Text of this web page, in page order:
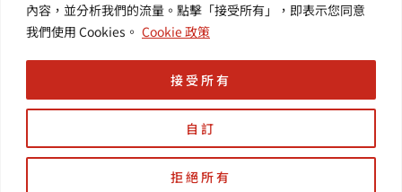
內容，並分析我們的流量。點擊「接受所有」，即表示您同意
我們使用 Cookies。 Cookie 政策
自訂
拒絕所有
接受所有
值服务
供您最新
Copyright © 羽昇國際股份有限公司